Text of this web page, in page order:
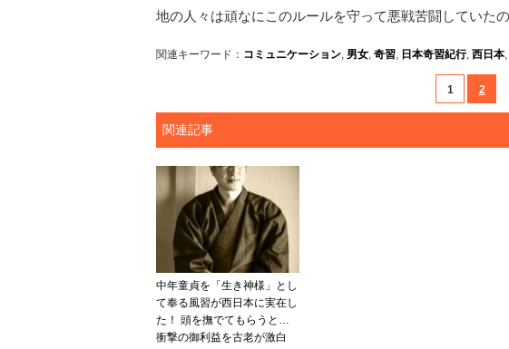
地の人々は頑なにこのルールを守って悪戦苦闘していたの
関連キーワード： コミュニケーション, 男女, 奇習, 日本奇習紀行, 西日本,
1 2
関連記事
中年童貞を「生き神様」とし
て奉る風習が西日本に実在し
た！ 頭を撫でてもらうと…
衝撃の御利益を古老が激白